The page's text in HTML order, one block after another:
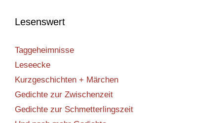
Lesenswert
Taggeheimnisse
Leseecke
Kurzgeschichten + Märchen
Gedichte zur Zwischenzeit
Gedichte zur Schmetterlingszeit